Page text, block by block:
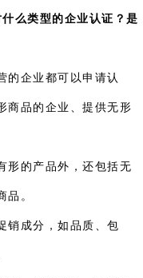
么类型的企业认证？是
的企业都可以申请认
商品的企业、提供无形
形的产品外，还包括无
品。
销成分，如品质、包